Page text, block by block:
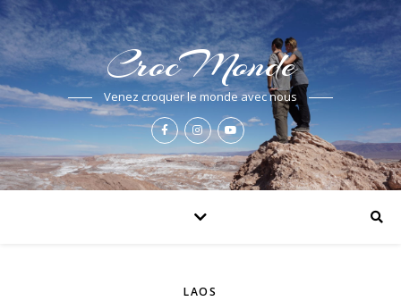
CrocMonde
Venez croquer le monde avec nous
LAOS